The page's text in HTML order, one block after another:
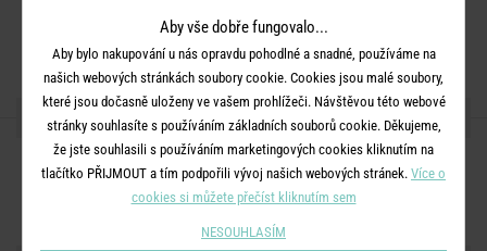
vypalování, tudíž se barva jednotlivých produktů může lišit.
SDÍLEJTE S PŘÁTELI
Aby vše dobře fungovalo...
Aby bylo nakupování u nás opravdu pohodlné a snadné, používáme na
našich webových stránkách soubory cookie. Cookies jsou malé soubory,
které jsou dočasně uloženy ve vašem prohlížeči. Návštěvou této webové
stránky souhlasíte s používáním základních souborů cookie. Děkujeme,
že jste souhlasili s používáním marketingových cookies kliknutím na
tlačítko PŘIJMOUT a tím podpořili vývoj našich webových stránek. Více o
cookies si můžete přečíst kliknutím sem
NESOUHLASÍM